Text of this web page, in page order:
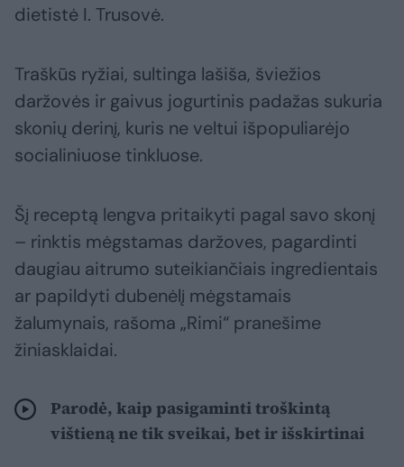
dietistė I. Trusovė.
Traškūs ryžiai, sultinga lašiša, šviežios
daržovės ir gaivus jogurtinis padažas sukuria
skonių derinį, kuris ne veltui išpopuliarėjo
socialiniuose tinkluose.
Šį receptą lengva pritaikyti pagal savo skonį
– rinktis mėgstamas daržoves, pagardinti
daugiau aitrumo suteikiančiais ingredientais
ar papildyti dubenėlį mėgstamais
žalumynais, rašoma „Rimi“ pranešime
žiniasklaidai.
Parodė, kaip pasigaminti troškintą
vištieną ne tik sveikai, bet ir išskirtinai